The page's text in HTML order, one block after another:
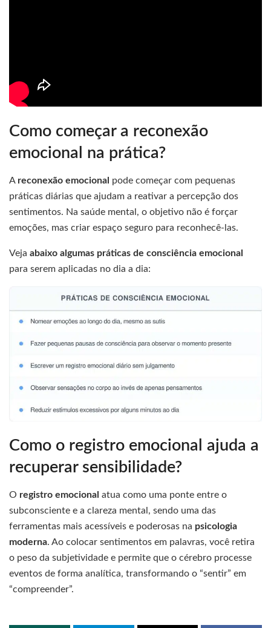
Como começar a reconexão
emocional na prática?
A reconexão emocional pode começar com pequenas
práticas diárias que ajudam a reativar a percepção dos
sentimentos. Na saúde mental, o objetivo não é forçar
emoções, mas criar espaço seguro para reconhecê-las.
Veja abaixo algumas práticas de consciência emocional
para serem aplicadas no dia a dia:
Como o registro emocional ajuda a
recuperar sensibilidade?
O registro emocional atua como uma ponte entre o
subconsciente e a clareza mental, sendo uma das
ferramentas mais acessíveis e poderosas na psicologia
moderna. Ao colocar sentimentos em palavras, você retira
o peso da subjetividade e permite que o cérebro processe
eventos de forma analítica, transformando o “sentir” em
“compreender”.